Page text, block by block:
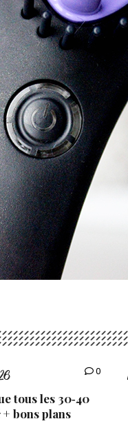
0
tous les 30‑40
+ bons plans